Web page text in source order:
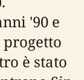
'90 e
è stato